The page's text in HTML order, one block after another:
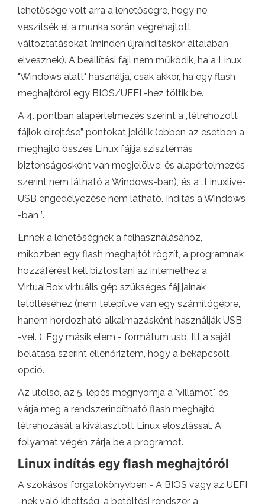
lehetősége volt arra a lehetőségre, hogy ne
veszítsék el a munka során végrehajtott
változtatásokat (minden újraindításkor általában
elvesznek). A beállítási fájl nem működik, ha a Linux
"Windows alatt" használja, csak akkor, ha egy flash
meghajtóról egy BIOS/UEFI -hez töltik be.
A 4. pontban alapértelmezés szerint a „létrehozott
fájlok elrejtése” pontokat jelölik (ebben az esetben a
meghajtó összes Linux fájlja szisztémás
biztonságosként van megjelölve, és alapértelmezés
szerint nem látható a Windows-ban), és a „Linuxlive-
USB engedélyezése nem látható. Indítás a Windows
-ban ”.
Ennek a lehetőségnek a felhasználásához,
miközben egy flash meghajtót rögzít, a programnak
hozzáférést kell biztosítani az internethez a
VirtualBox virtuális gép szükséges fájljainak
letöltéséhez (nem telepítve van egy számítógépre,
hanem hordozható alkalmazásként használják USB
-vel. ). Egy másik elem - formátum usb. Itt a saját
belátása szerint ellenőriztem, hogy a bekapcsolt
opció.
Az utolsó, az 5. lépés megnyomja a "villámot", és
várja meg a rendszerindítható flash meghajtó
létrehozását a kiválasztott Linux eloszlással. A
folyamat végén zárja be a programot.
Linux indítás egy flash meghajtóról
A szokásos forgatókönyvben - A BIOS vagy az UEFI
-nek való kitettség, a betöltési rendszer, a